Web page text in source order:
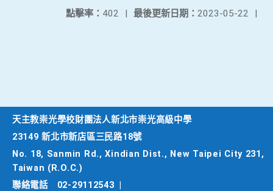
最後更新日期： 2023-05-22 |
點擊率： 402 |
天主教崇光學校財團法人新北市崇光高級中學
23149 新北市新店區三民路18號
No. 18, Sanmin Rd., Xindian Dist., New Taipei City 231,
Taiwan (R.O.C.)
聯絡電話
02-29112543